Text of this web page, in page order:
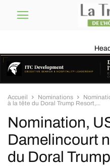
Accueil Nominations
à la tête du Doral Trump Resort,...
Nomination,
Damelincourt
du Doral